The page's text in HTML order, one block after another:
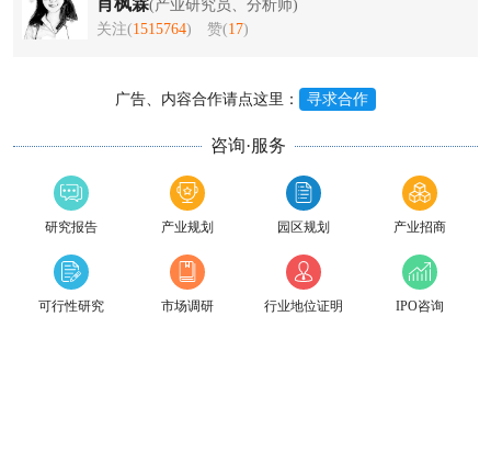
肖枫霖(产业研究员、分析师)
关注(1515764) 赞(17)
广告、内容合作请点这里： 寻求合作
咨询·服务
研究报告 产业规划 园区规划 产业招商
可行性研究 市场调研 行业地位证明 IPO咨询